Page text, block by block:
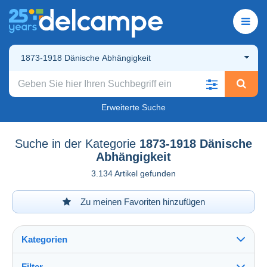
1873-1918 Dänische Abhängigkeit
Erweiterte Suche
Suche in der Kategorie 1873-1918 Dänische
Abhängigkeit
3.134 Artikel gefunden
Zu meinen Favoriten hinzufügen
Kategorien